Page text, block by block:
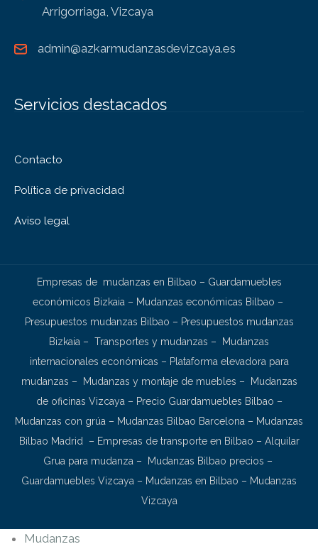
Arrigorriaga, Vizcaya
admin@azkarmudanzasdevizcaya.es
Servicios destacados
Contacto
Política de privacidad
Aviso legal
Empresas de mudanzas en Bilbao – Guardamuebles
económicos Bizkaia – Mudanzas económicas Bilbao –
Presupuestos mudanzas Bilbao – Presupuestos mudanzas
Bizkaia – Transportes y mudanzas –
Mudanzas
internacionales económicas – Plataforma elevadora para
mudanzas – Mudanzas y montaje de muebles –
Mudanzas
de oficinas Vizcaya – Precio Guardamuebles Bilbao –
Mudanzas con grúa – Mudanzas Bilbao Barcelona – Mudanzas
Bilbao Madrid – Empresas de transporte en Bilbao – Alquilar
Grua para mudanza – Mudanzas Bilbao precios –
Guardamuebles Vizcaya – Mudanzas en Bilbao – Mudanzas
Vizcaya
Mudanzas